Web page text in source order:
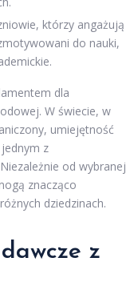
którzy angażują
do nauki,
dla
W świecie, w
umiejętność
z
od wybranej
znacząco
dziedzinach.
z